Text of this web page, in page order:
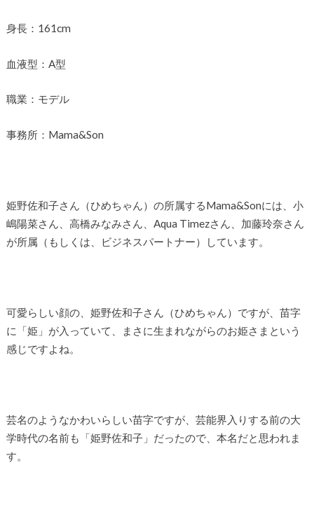
身長：161cm
血液型：A型
職業：モデル
事務所：Mama&Son
姫野佐和子さん（ひめちゃん）の所属するMama&Sonには、小
嶋陽菜さん、高橋みなみさん、Aqua Timezさん、加藤玲奈さん
が所属（もしくは、ビジネスパートナー）しています。
可愛らしい顔の、姫野佐和子さん（ひめちゃん）ですが、苗字
に「姫」が入っていて、まさに生まれながらのお姫さまという
感じですよね。
芸名のようなかわいらしい苗字ですが、芸能界入りする前の大
学時代の名前も「姫野佐和子」だったので、本名だと思われま
す。